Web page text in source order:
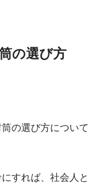
の選び方
の選び方について
すれば、 社会人と